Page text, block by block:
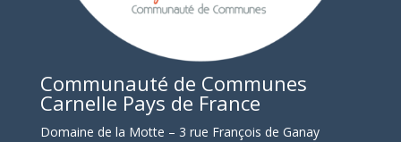
Communauté de Communes
Carnelle Pays de France
Domaine de la Motte – 3 rue François de Ganay